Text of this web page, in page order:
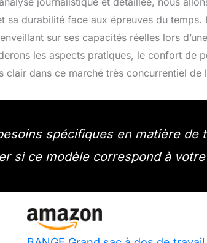
sa durabilité face aux épreuves du
sur ses capacités réelles lors
les aspects pratiques, le confort de
dans ce marché très concurrentiel de
spécifiques en matière
si ce modèle correspond à votre